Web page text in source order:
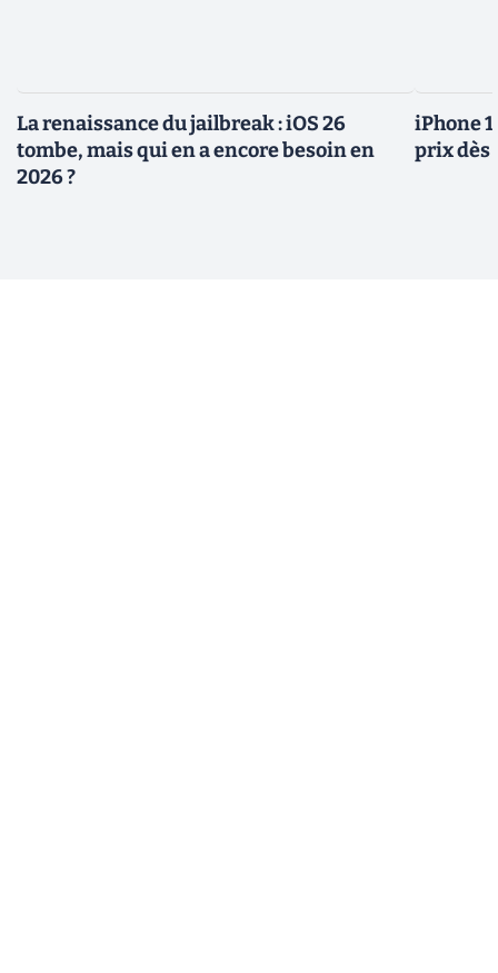
La renaissance du jailbreak : iOS 26
tombe, mais qui en a encore besoin en
2026 ?
iPhone
prix dès